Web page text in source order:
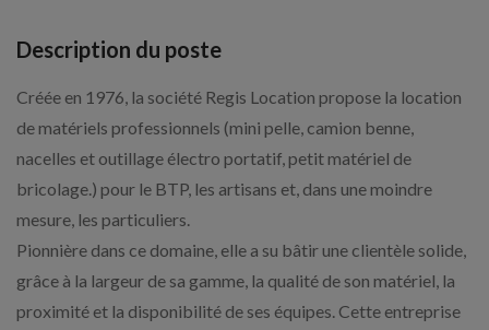
Description du poste
Créée en 1976, la société Regis Location propose la location
de matériels professionnels (mini pelle, camion benne,
nacelles et outillage électro portatif, petit matériel de
bricolage.) pour le BTP, les artisans et, dans une moindre
mesure, les particuliers.
Pionnière dans ce domaine, elle a su bâtir une clientèle solide,
grâce à la largeur de sa gamme, la qualité de son matériel, la
proximité et la disponibilité de ses équipes. Cette entreprise